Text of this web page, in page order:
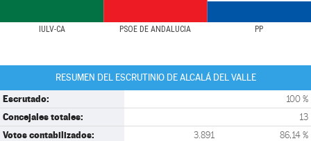
IULV-CA PSOE DE ANDALUCIA PP
RESUMEN DEL ESCRUTINIO DE ALCALÁ DEL VALLE
Escrutado: 100 %
Concejales totales: 13
Votos contabilizados: 3.891 86,14 %